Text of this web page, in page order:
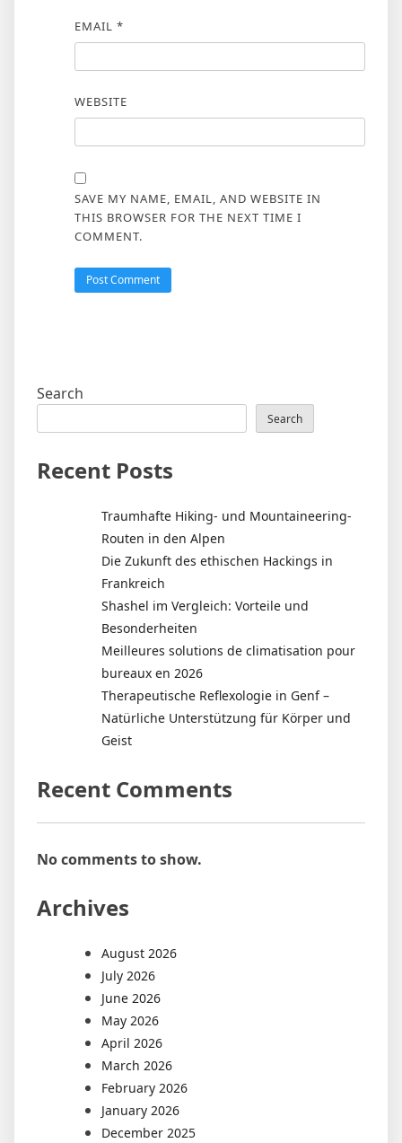
EMAIL *
WEBSITE
SAVE MY NAME, EMAIL, AND WEBSITE IN
THIS BROWSER FOR THE NEXT TIME I
COMMENT.
Search
Search
Recent Posts
Traumhafte Hiking- und Mountaineering-
Routen in den Alpen
Die Zukunft des ethischen Hackings in
Frankreich
Shashel im Vergleich: Vorteile und
Besonderheiten
Meilleures solutions de climatisation pour
bureaux en 2026
Therapeutische Reflexologie in Genf –
Natürliche Unterstützung für Körper und
Geist
Recent Comments
No comments to show.
Archives
August 2026
July 2026
June 2026
May 2026
April 2026
March 2026
February 2026
January 2026
December 2025